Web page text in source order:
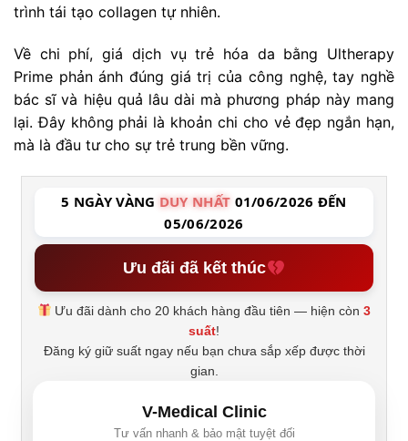
trình tái tạo collagen tự nhiên.
Về chi phí, giá dịch vụ trẻ hóa da bằng Ultherapy
Prime phản ánh đúng giá trị của công nghệ, tay nghề
bác sĩ và hiệu quả lâu dài mà phương pháp này mang
lại. Đây không phải là khoản chi cho vẻ đẹp ngắn hạn,
mà là đầu tư cho sự trẻ trung bền vững.
5 NGÀY VÀNG DUY NHẤT 01/06/2026 ĐẾN
05/06/2026
Ưu đãi đã kết thúc
Ưu đãi dành cho 20 khách hàng đầu tiên — hiện còn3
suất!
Đăng ký giữ suất ngay nếu bạn chưa sắp xếp được thời
gian.
V-Medical Clinic
Tư vấn nhanh & bảo mật tuyệt đối